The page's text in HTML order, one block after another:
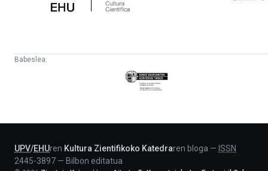
Babeslea:
Eusko
Jaurlaritza
UPV/EHUren Kultura Zientifikoko Katedraren bloga — ISSN
2445-3897 — Bilbon editatua